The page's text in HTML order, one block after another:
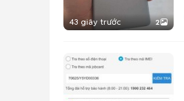
43 giây trước 2